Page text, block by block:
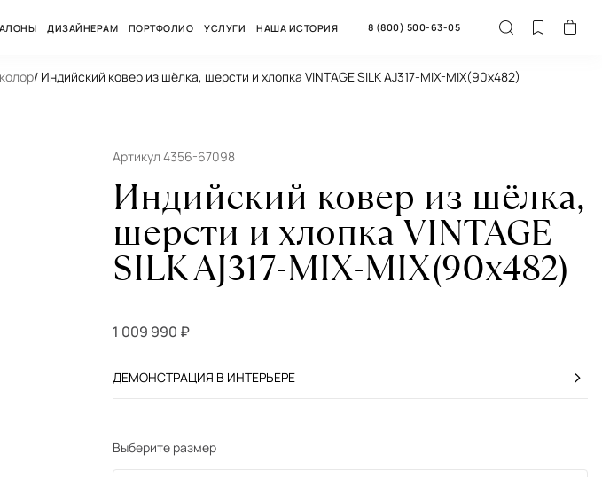
ДИЗАЙНЕРАМ ПОРТФОЛИО УСЛУГИ НАША ИСТОРИЯ 8 (800) 500-63-05
/ Индийский ковер из шёлка, шерсти и хлопка VINTAGE SILK AJ317-MIX-MIX(90x482)
Артикул 4356-67098
Индийский ковер из шёлка,
шерсти и хлопка VINTAGE
SILK AJ317-MIX-MIX(90x482)
1 009 990 ₽
ДЕМОНСТРАЦИЯ В ИНТЕРЬЕРЕ
Выберите размер